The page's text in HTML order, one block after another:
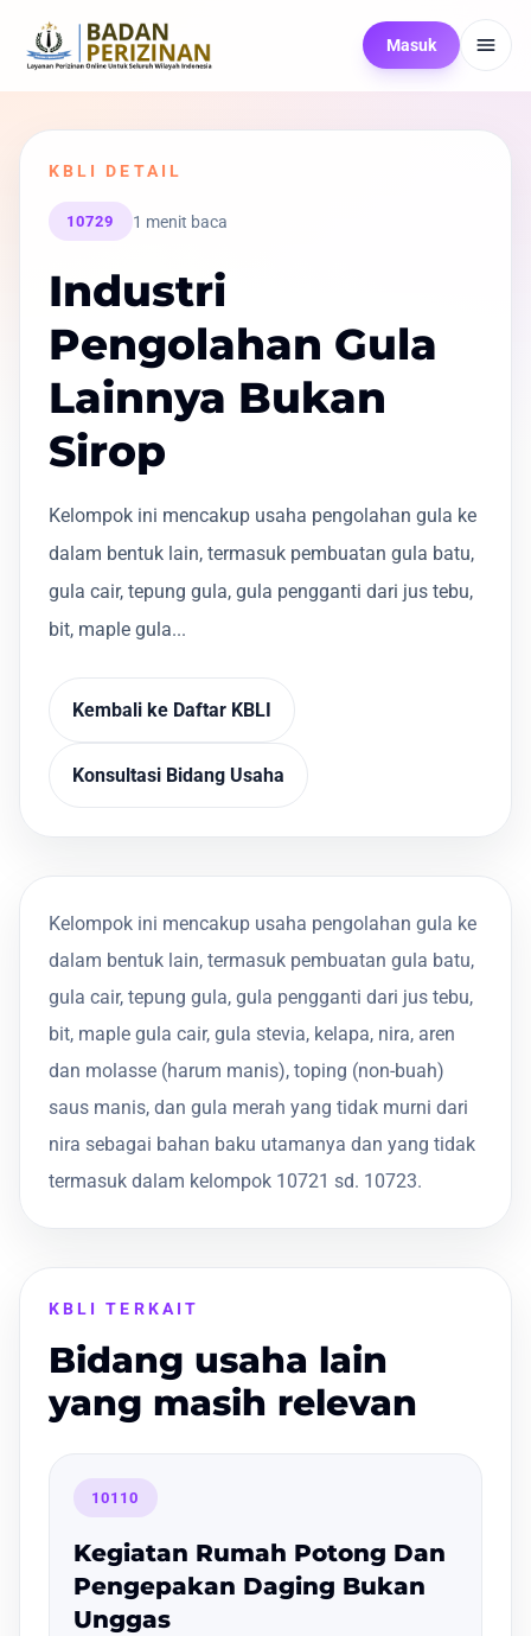
Masuk
KBLI DETAIL
10729 1 menit baca
Industri
Pengolahan Gula
Lainnya Bukan
Sirop
Kelompok ini mencakup usaha pengolahan gula ke
dalam bentuk lain, termasuk pembuatan gula batu,
gula cair, tepung gula, gula pengganti dari jus tebu,
bit, maple gula...
Kembali ke Daftar KBLI
Konsultasi Bidang Usaha
Kelompok ini mencakup usaha pengolahan gula ke
dalam bentuk lain, termasuk pembuatan gula batu,
gula cair, tepung gula, gula pengganti dari jus tebu,
bit, maple gula cair, gula stevia, kelapa, nira, aren
dan molasse (harum manis), toping (non-buah)
saus manis, dan gula merah yang tidak murni dari
nira sebagai bahan baku utamanya dan yang tidak
termasuk dalam kelompok 10721 sd. 10723.
KBLI TERKAIT
Bidang usaha lain
yang masih relevan
10110
Kegiatan Rumah Potong Dan
Pengepakan Daging Bukan
Unggas